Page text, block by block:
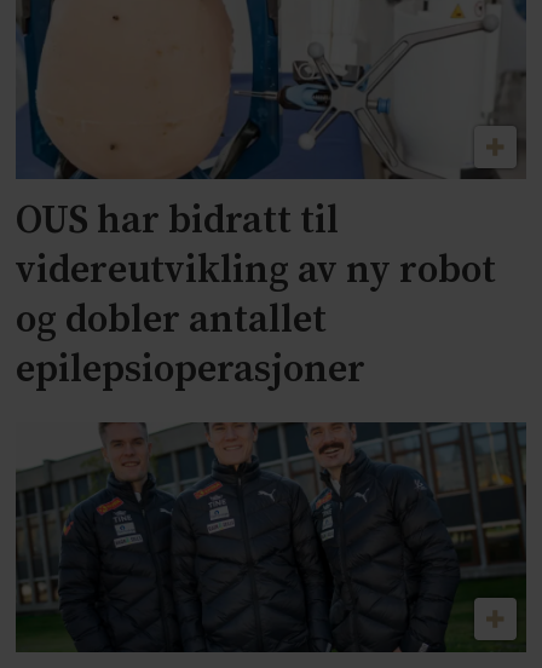
OUS har bidratt til
videreutvikling av ny robot
og dobler antallet
epilepsioperasjoner